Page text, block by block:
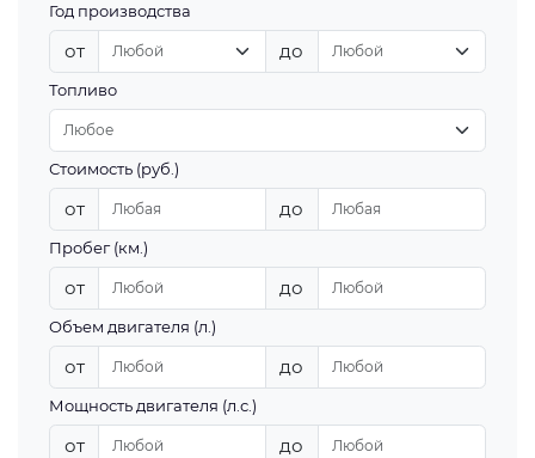
Год производства
от до
Топливо
Стоимость (руб.)
от до
Пробег (км.)
от до
Объем двигателя (л.)
от до
Мощность двигателя (л.с.)
от до